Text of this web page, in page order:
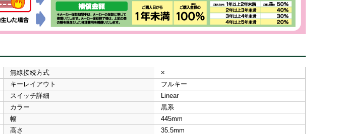
無線接続方式
×
キーレイアウト
フルキー
スイッチ詳細
Linear
カラー
黒系
幅
445mm
高さ 35.5mm